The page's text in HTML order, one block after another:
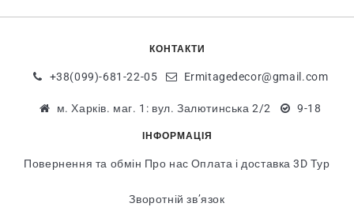
КОНТАКТИ
+38(099)-681-22-05 Ermitagedecor@gmail.com
м. Харків. маг. 1: вул. Залютинська 2/2 9-18
ІНФОРМАЦІЯ
Повернення та обмін Про нас Оплата і доставка 3D Тур
Зворотній зв’язок